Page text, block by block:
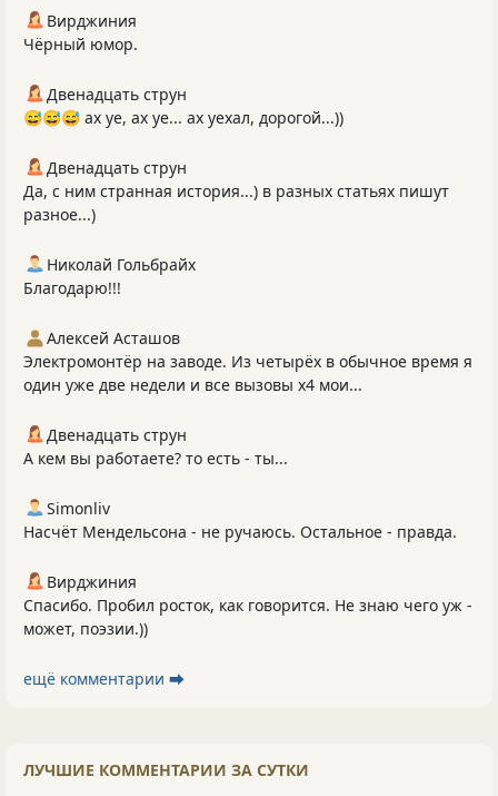
Вирджиния
Чёрный юмор.
Двенадцать струн
😅😅😅 ах уе, ах уе... ах уехал, дорогой...))
Двенадцать струн
Да, с ним странная история...) в разных статьях пишут
разное...)
Николай Гольбрайх
Благодарю!!!
Алексей Асташов
Электромонтёр на заводе. Из четырёх в обычное время я
один уже две недели и все вызовы х4 мои...
Двенадцать струн
А кем вы работаете? то есть - ты...
Simonliv
Насчёт Мендельсона - не ручаюсь. Остальное - правда.
Вирджиния
Спасибо. Пробил росток, как говорится. Не знаю чего уж -
может, поэзии.))
ещё комментарии ⮕
ЛУЧШИЕ КОММЕНТАРИИ ЗА СУТКИ